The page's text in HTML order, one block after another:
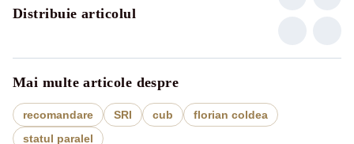
Distribuie articolul
Mai multe articole despre
recomandare SRI cub
florian coldea
statul paralel